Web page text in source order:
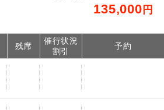
135,000 円
残席
催行状況
割引
予約